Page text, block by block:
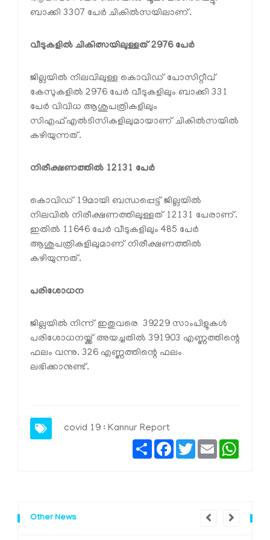
ബാക്കി 3307 പേര്‍ ചികില്‍സയിലാണ്.
വീടുകളില്‍ ചികിത്സയിലുള്ളത് 2976 പേര്‍
ജില്ലയില്‍ നിലവിലുള്ള കൊവിഡ് പോസിറ്റീവ്
കേസുകളില്‍ 2976 പേര്‍ വീടുകളിലും ബാക്കി 331
പേര്‍ വിവിധ ആശുപത്രികളിലും
സിഎഫ്എല്‍ടിസികളിലുമായാണ് ചികില്‍സയില്‍
കഴിയുന്നത്.
നിരീക്ഷണത്തില്‍ 12131 പേര്‍
കൊവിഡ് 19മായി ബന്ധപ്പെട്ട് ജില്ലയില്‍
നിലവില്‍ നിരീക്ഷണത്തിലുള്ളത് 12131 പേരാണ്.
ഇതില്‍ 11646 പേര്‍ വീടുകളിലും 485 പേര്‍
ആശുപത്രികളിലുമാണ് നിരീക്ഷണത്തില്‍
കഴിയുന്നത്.
പരിശോധന
ജില്ലയില്‍ നിന്ന് ഇതുവരെ 39229 സാംപിളുകള്‍
പരിശോധനയ്ക്ക് അയച്ചതില്‍ 391903 എണ്ണത്തിന്റെ
ഫലം വന്നു. 326 എണ്ണത്തിന്റെ ഫലം
ലഭിക്കാനുണ്ട്.
covid 19 : Kannur Report
ShareFacebook
TwitterEmail
Other News